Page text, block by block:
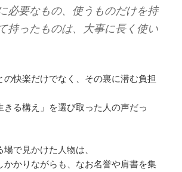
必要なもの、使うものだけを持
持ったものは、大事に長く使い
の快楽だけでなく、その裏に潜む負担
きる構え」を選び取った人の声だっ
で見かけた人物は、
かかりながらも、なお名誉や肩書を集